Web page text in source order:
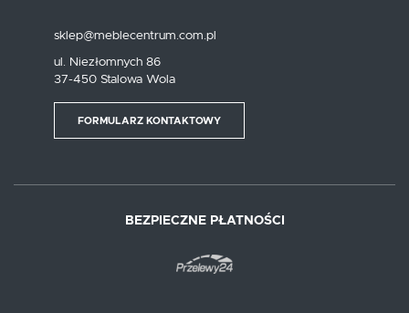
sklep@meblecentrum.com.pl
ul. Niezłomnych 86
37-450 Stalowa Wola
FORMULARZ KONTAKTOWY
BEZPIECZNE PŁATNOŚCI